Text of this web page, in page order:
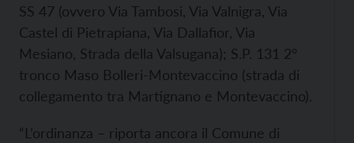
SS 47 (ovvero Via Tambosi, Via Valnigra, Via
Castel di Pietrapiana, Via Dallafior, Via
Mesiano, Strada della Valsugana); S.P. 131 2°
tronco Maso Bolleri-Montevaccino (strada di
collegamento tra Martignano e Montevaccino).
“L’ordinanza – riporta ancora il Comune di